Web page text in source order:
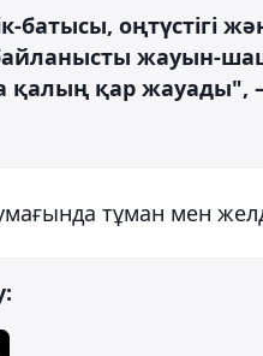
батысы, оңтүстігі
жауын-
қалың қар жауады",
тұман мен